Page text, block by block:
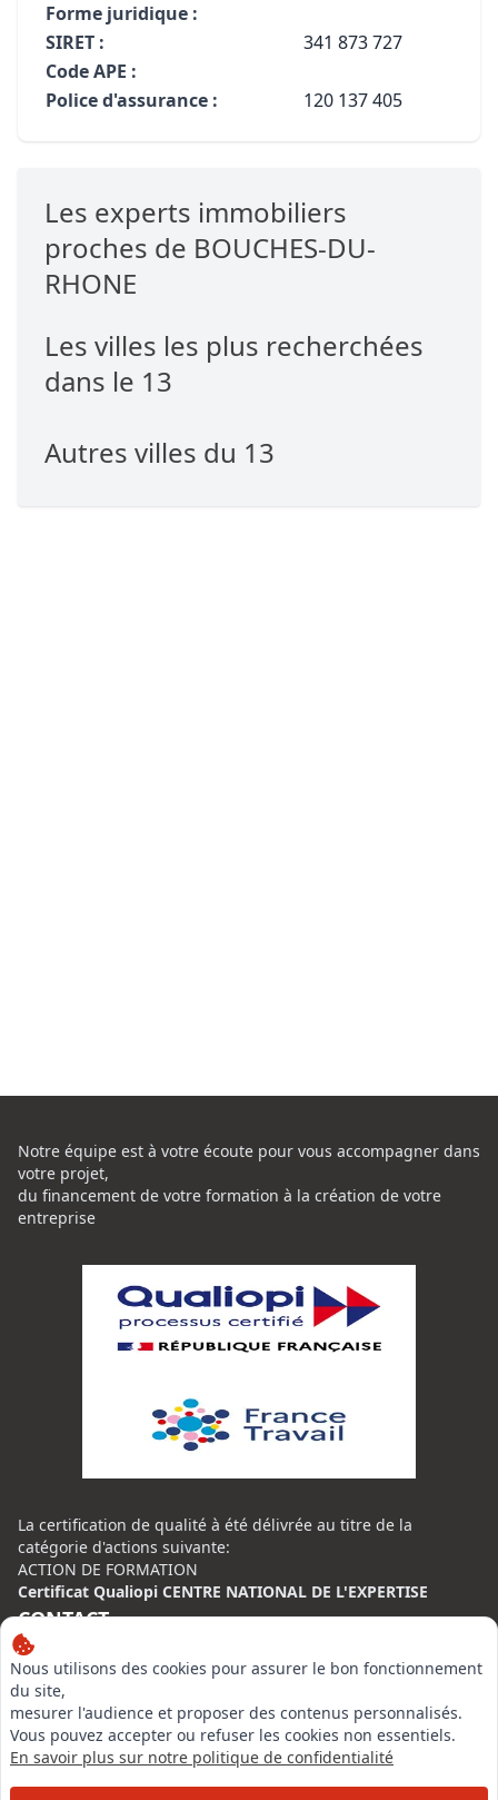
Forme juridique :
SIRET :
341 873 727
Code APE :
Police d'assurance :
120 137 405
Les experts immobiliers
proches de BOUCHES-DU-
RHONE
Les villes les plus recherchées
dans le 13
Autres villes du 13
Nous utilisons des cookies pour assurer le bon fonctionnement
du site,
mesurer l'audience et proposer des contenus personnalisés.
Vous pouvez accepter ou refuser les cookies non essentiels.
En savoir plus sur notre politique de confidentialité
Notre équipe est à votre écoute pour vous accompagner dans
votre projet,
du financement de votre formation à la création de votre
entreprise
La certification de qualité à été délivrée au titre de la
catégorie d'actions suivante:
ACTION DE FORMATION
Certificat Qualiopi CENTRE NATIONAL DE L'EXPERTISE
CONTACT
Centre National de l’Expertise (CNE)
20 rue Henri Regnault, 75014 Paris
N°VERT : 0800 00 80 89